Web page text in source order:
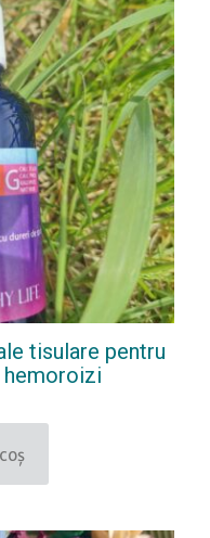
tisulare pentru
hemoroizi